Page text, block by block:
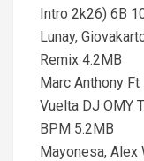
Intro 2k26) 6B
Lunay,
Remix 4.2MB
Marc Anthony
Vuelta DJ OMY
BPM 5.2MB
Mayonesa, Alex